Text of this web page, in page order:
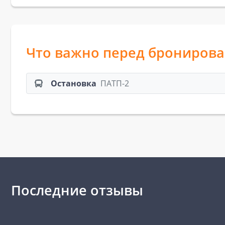
Что важно перед
Остановка ПАТП-2
Последние отзывы